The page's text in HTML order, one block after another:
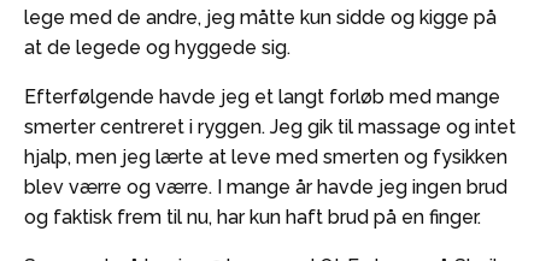
lege med de andre, jeg måtte kun sidde og kigge på
at de legede og hyggede sig.
Efterfølgende havde jeg et langt forløb med mange
smerter centreret i ryggen. Jeg gik til massage og intet
hjalp, men jeg lærte at leve med smerten og fysikken
blev værre og værre. I mange år havde jeg ingen brud
og faktisk frem til nu, har kun haft brud på en finger.